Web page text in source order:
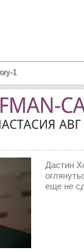
1
Дастин
еще не